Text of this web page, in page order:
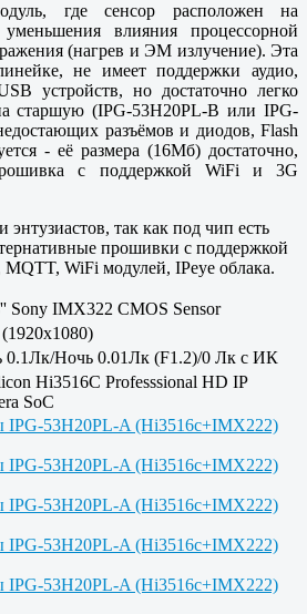
где сенсор расположен на
влияния процессорной
(нагрев и ЭМ излучение). Эта
не имеет поддержки аудио,
устройств, но достаточно легко
старшую (IPG-53H20PL-B или IPG-
разъёмов и диодов, Flash
- её размера (16Мб) достаточно,
с поддержкой WiFi и 3G
так как под чип есть
прошивки с поддержкой
MQTT, WiFi модулей, IPeye облака.
Sony IMX322 CMOS Sensor
0.1Лк/Ночь 0.01Лк (F1.2)/0 Лк с ИК
Hi3516C Professsional HD IP
SoC